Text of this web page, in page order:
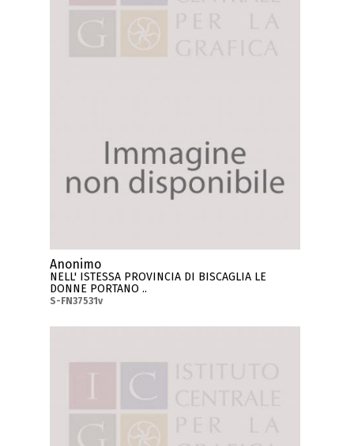
Anonimo
NELL' ISTESSA PROVINCIA DI BISCAGLIA LE
DONNE PORTANO ..
S-FN37531v